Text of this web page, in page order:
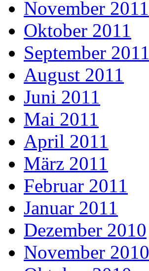
November 2011
Oktober 2011
September 2011
August 2011
Juni 2011
Mai 2011
April 2011
März 2011
Februar 2011
Januar 2011
Dezember 2010
November 2010